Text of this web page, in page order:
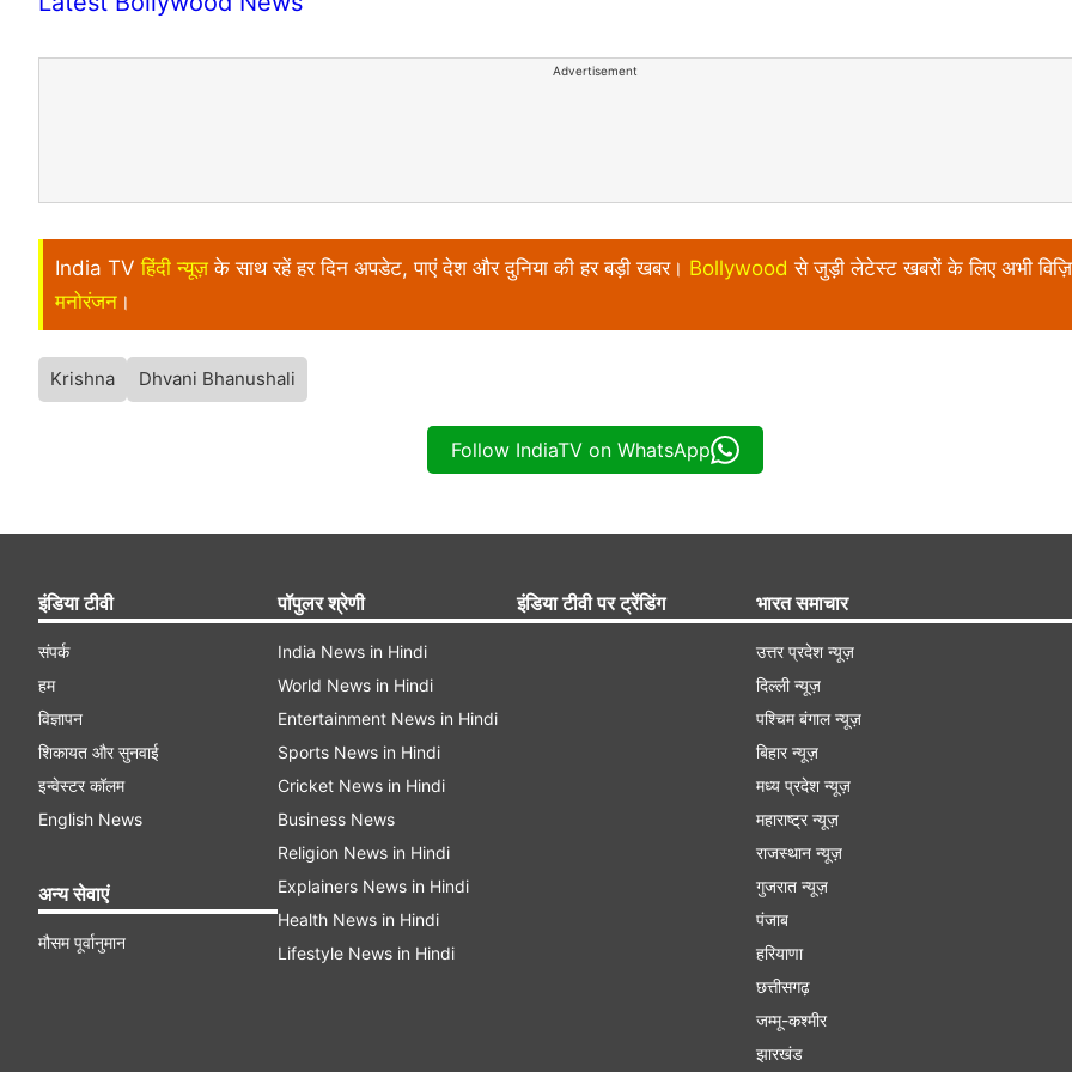
Advertisement
India TV हिंदी न्यूज़ के साथ रहें हर दिन अपडेट, पाएं देश और दुनिया की हर बड़ी खबर। Bollywood से जुड़ी लेटेस्ट खबरों के लिए अभी
मनोरंजन ।
Krishna Dhvani Bhanushali
Follow IndiaTV on WhatsApp
इंडिया टीवी
संपर्क
हम
विज्ञापन
शिकायत और सुनवाई
इन्वेस्टर कॉलम
English News
अन्य सेवाएं
मौसम पूर्वानुमान
पॉपुलर श्रेणी
India News in Hindi
World News in Hindi
Entertainment News in Hindi
Sports News in Hindi
Cricket News in Hindi
Business News
Religion News in Hindi
Explainers News in Hindi
Health News in Hindi
Lifestyle News in Hindi
इंडिया टीवी पर ट्रेंडिंग भारत समाचार
उत्तर प्रदेश न्यूज़
दिल्ली न्यूज़
पश्चिम बंगाल न्यूज़
बिहार न्यूज़
मध्य प्रदेश न्यूज़
महाराष्ट्र न्यूज़
राजस्थान न्यूज़
गुजरात न्यूज़
पंजाब
हरियाणा
छत्तीसगढ़
जम्मू-कश्मीर
झारखंड